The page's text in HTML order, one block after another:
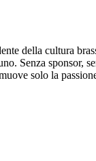
della cultura
Senza sponsor,
solo la